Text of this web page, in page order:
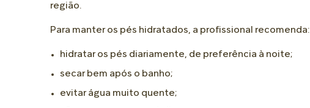
região.
Para manter os pés hidratados, a profissional recomenda:
hidratar os pés diariamente, de preferência à noite;
secar bem após o banho;
evitar água muito quente;